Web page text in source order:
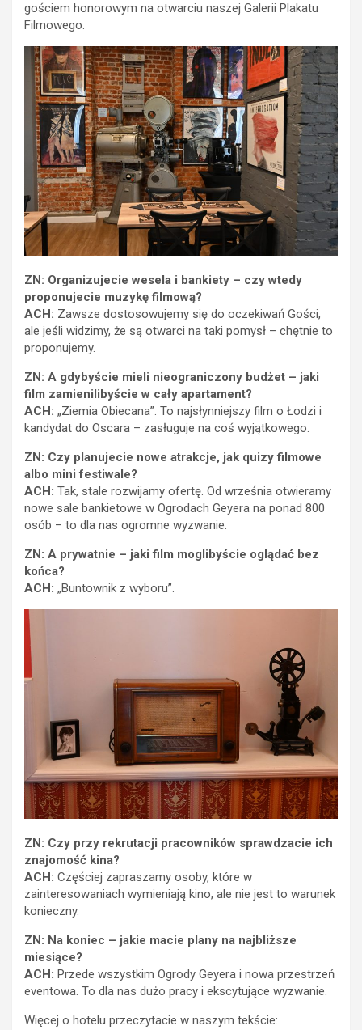
gościem honorowym na otwarciu naszej Galerii Plakatu
Filmowego.
ZN: Organizujecie wesela i bankiety – czy wtedy
proponujecie muzykę filmową?
ACH: Zawsze dostosowujemy się do oczekiwań Gości,
ale jeśli widzimy, że są otwarci na taki pomysł – chętnie to
proponujemy.
ZN: A gdybyście mieli nieograniczony budżet – jaki
film zamienilibyście w cały apartament?
ACH: „Ziemia Obiecana”. To najsłynniejszy film o Łodzi i
kandydat do Oscara – zasługuje na coś wyjątkowego.
ZN: Czy planujecie nowe atrakcje, jak quizy filmowe
albo mini festiwale?
ACH: Tak, stale rozwijamy ofertę. Od września otwieramy
nowe sale bankietowe w Ogrodach Geyera na ponad 800
osób – to dla nas ogromne wyzwanie.
ZN: A prywatnie – jaki film moglibyście oglądać bez
końca?
ACH: „Buntownik z wyboru”.
ZN: Czy przy rekrutacji pracowników sprawdzacie ich
znajomość kina?
ACH: Częściej zapraszamy osoby, które w
zainteresowaniach wymieniają kino, ale nie jest to warunek
konieczny.
ZN: Na koniec – jakie macie plany na najbliższe
miesiące?
ACH: Przede wszystkim Ogrody Geyera i nowa przestrzeń
eventowa. To dla nas dużo pracy i ekscytujące wyzwanie.
Więcej o hotelu przeczytacie w naszym tekście: